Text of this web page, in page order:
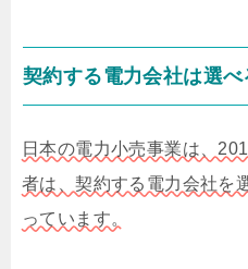
契約する電力会社は選べ
日本の電力小売事業は、
者は、契約する電力会社を
っています。